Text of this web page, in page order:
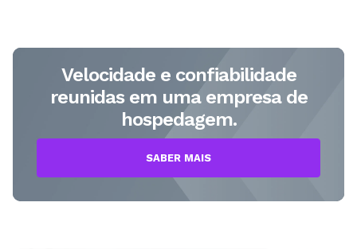
Velocidade e confiabilidade
reunidas em uma empresa de
hospedagem.
SABER MAIS